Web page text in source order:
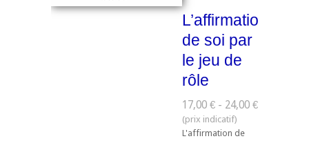
L’affirmation
de soi par
le jeu de
rôle
17,00 € - 24,00 €
L'affirmation de